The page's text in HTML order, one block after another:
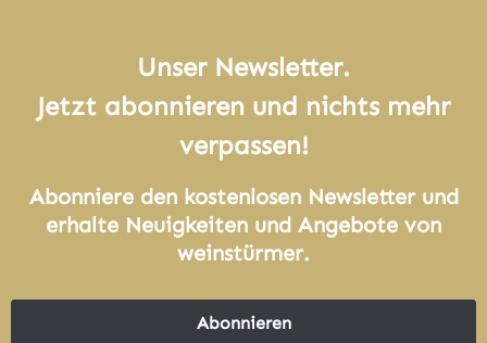
Unser Newsletter.
Jetzt abonnieren und nichts mehr
verpassen!
Abonniere den kostenlosen Newsletter und
erhalte Neuigkeiten und Angebote von
weinstürmer.
Abonnieren